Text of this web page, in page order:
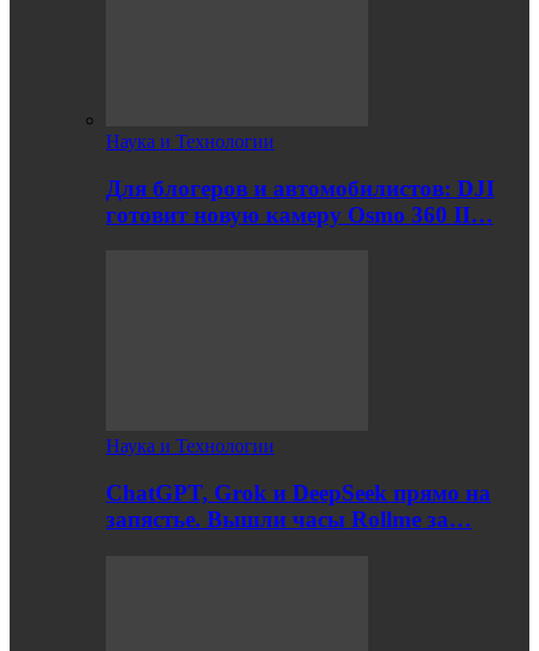
Наука и Технологии
Для блогеров и автомобилистов: DJI
готовит новую камеру Osmo 360 II…
Наука и Технологии
ChatGPT, Grok и DeepSeek прямо на
запястье. Вышли часы Rollme за…